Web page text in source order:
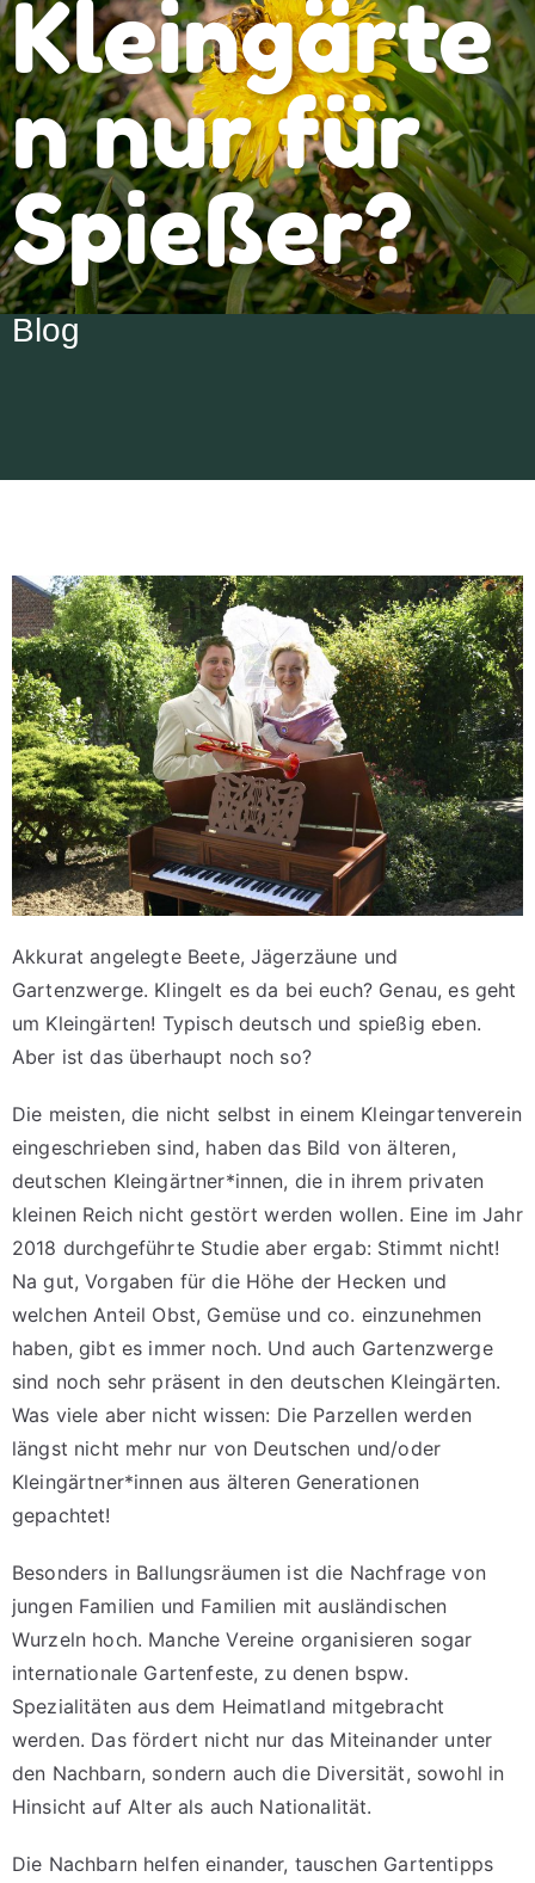
Kleingärte
n nur für
Spießer?
Blog
Akkurat angelegte Beete, Jägerzäune und
Gartenzwerge. Klingelt es da bei euch? Genau, es geht
um Kleingärten! Typisch deutsch und spießig eben.
Aber ist das überhaupt noch so?
Die meisten, die nicht selbst in einem Kleingartenverein
eingeschrieben sind, haben das Bild von älteren,
deutschen Kleingärtner*innen, die in ihrem privaten
kleinen Reich nicht gestört werden wollen. Eine im Jahr
2018 durchgeführte Studie aber ergab: Stimmt nicht!
Na gut, Vorgaben für die Höhe der Hecken und
welchen Anteil Obst, Gemüse und co. einzunehmen
haben, gibt es immer noch. Und auch Gartenzwerge
sind noch sehr präsent in den deutschen Kleingärten.
Was viele aber nicht wissen: Die Parzellen werden
längst nicht mehr nur von Deutschen und/oder
Kleingärtner*innen aus älteren Generationen
gepachtet!
Besonders in Ballungsräumen ist die Nachfrage von
jungen Familien und Familien mit ausländischen
Wurzeln hoch. Manche Vereine organisieren sogar
internationale Gartenfeste, zu denen bspw.
Spezialitäten aus dem Heimatland mitgebracht
werden. Das fördert nicht nur das Miteinander unter
den Nachbarn, sondern auch die Diversität, sowohl in
Hinsicht auf Alter als auch Nationalität.
Die Nachbarn helfen einander, tauschen Gartentipps